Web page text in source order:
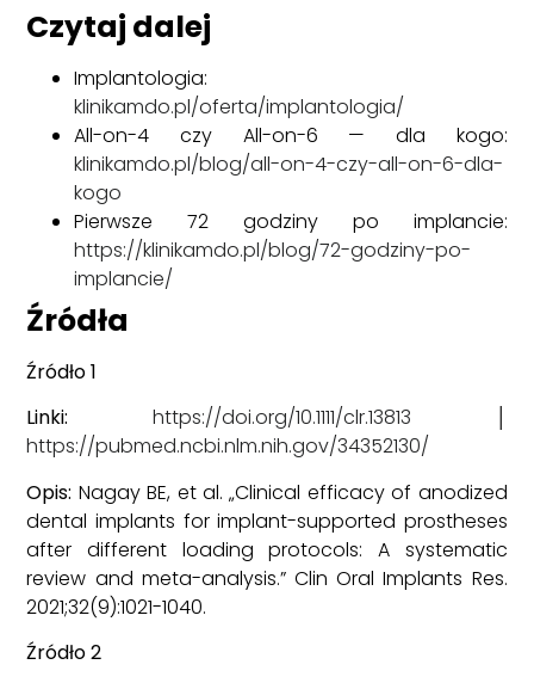
Czytaj dalej
Implantologia:
klinikamdo.pl/oferta/implantologia/
All-on-4 czy All-on-6 — dla kogo:
klinikamdo.pl/blog/all-on-4-czy-all-on-6-dla-
kogo
Pierwsze 72 godziny po implancie:
https://klinikamdo.pl/blog/72-godziny-po-
implancie/
Źródła
Źródło 1
Linki: https://doi.org/10.1111/clr.13813
https://pubmed.ncbi.nlm.nih.gov/34352130/
Opis: Nagay BE, et al. „Clinical efficacy of anodized
dental implants for implant-supported prostheses
after different loading protocols: A systematic
review and meta-analysis.” Clin Oral Implants Res.
2021;32(9):1021-1040.
Źródło 2